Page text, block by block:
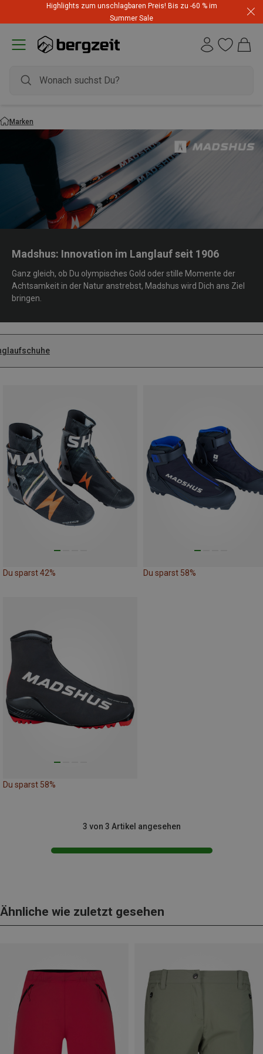
Highlights zum unschlagbaren Preis! Bis zu -60 % im
Summer Sale
Marken
Madshus: Innovation im Langlauf seit 1906
Ganz gleich, ob Du olympisches Gold oder stille Momente der
Achtsamkeit in der Natur anstrebst, Madshus wird Dich ans Ziel
bringen.
Du sparst 42% Du sparst 58%
Du sparst 58%
3 von 3 Artikel angesehen
Ähnliche wie zuletzt gesehen